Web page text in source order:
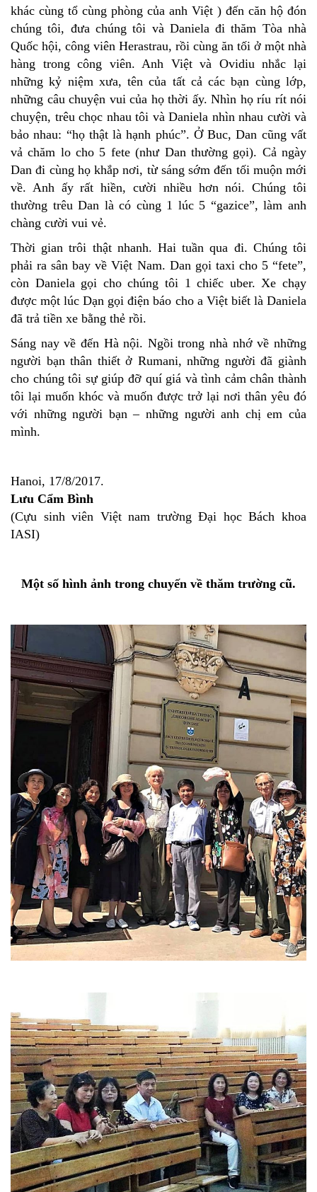
khác cùng tổ cùng phòng của anh Việt ) đến căn hộ đón
chúng tôi, đưa chúng tôi và Daniela đi thăm Tòa nhà
Quốc hội, công viên Herastrau, rồi cùng ăn tối ở một nhà
hàng trong công viên. Anh Việt và Ovidiu nhắc lại
những kỷ niệm xưa, tên của tất cả các bạn cùng lớp,
những câu chuyện vui của họ thời ấy. Nhìn họ ríu rít nói
chuyện, trêu chọc nhau tôi và Daniela nhìn nhau cười và
bảo nhau: “họ thật là hạnh phúc”. Ở Buc, Dan cũng vất
vả chăm lo cho 5 fete (như Dan thường gọi). Cả ngày
Dan đi cùng họ khắp nơi, từ sáng sớm đến tối muộn mới
về. Anh ấy rất hiền, cười nhiều hơn nói. Chúng tôi
thường trêu Dan là có cùng 1 lúc 5 “gazice”, làm anh
chàng cười vui vẻ.
Thời gian trôi thật nhanh. Hai tuần qua đi. Chúng tôi
phải ra sân bay về Việt Nam. Dan gọi taxi cho 5 “fete”,
còn Daniela gọi cho chúng tôi 1 chiếc uber. Xe chạy
được một lúc Dạn gọi điện báo cho a Việt biết là Daniela
đã trả tiền xe bằng thẻ rồi.
Sáng nay về đến Hà nội. Ngồi trong nhà nhớ về những
người bạn thân thiết ở Rumani, những người đã giành
cho chúng tôi sự giúp đỡ quí giá và tình cảm chân thành
tôi lại muốn khóc và muốn được trở lại nơi thân yêu đó
với những người bạn – những người anh chị em của
mình.
Hanoi, 17/8/2017.
Lưu Cẩm Bình
(Cựu sinh viên Việt nam trường Đại học Bách khoa
IASI)
Một số hình ảnh trong chuyến về thăm trường cũ.